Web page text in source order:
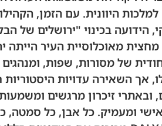
היוונית. עם הזמן,
הידועה בכינוי "ירושלים של
מאוכלוסיית העיר הייתה
של מסורות, שפות,
אך השאירה עדויות היסטוריות
ובאתרי זיכרון מרגשים
ומעמיק. כל אבן, כל סמטה,